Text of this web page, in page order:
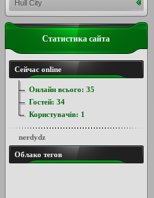
Hull City
Статистика сайта
Сейчас online
Онлайн всього: 35
Гостей: 34
Користувачів: 1
nerdydz
Облако тегов